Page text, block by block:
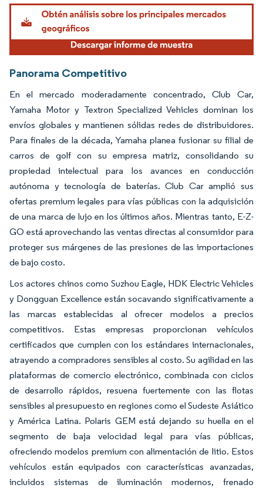
Imagen © Mordor Intelligence. El uso requiere atribución según CC BY 4.0.
Panorama Competitivo
En el mercado moderadamente concentrado, Club Car,
Yamaha Motor y Textron Specialized Vehicles dominan los
envíos globales y mantienen sólidas redes de distribuidores.
Para finales de la década, Yamaha planea fusionar su filial de
carros de golf con su empresa matriz, consolidando su
propiedad intelectual para los avances en conducción
autónoma y tecnología de baterías. Club Car amplió sus
ofertas premium legales para vías públicas con la adquisición
de una marca de lujo en los últimos años. Mientras tanto, E-Z-
GO está aprovechando las ventas directas al consumidor para
proteger sus márgenes de las presiones de las importaciones
de bajo costo.
Los actores chinos como Suzhou Eagle, HDK Electric Vehicles
y Dongguan Excellence están socavando significativamente a
las marcas establecidas al ofrecer modelos a precios
competitivos. Estas empresas proporcionan vehículos
certificados que cumplen con los estándares internacionales,
atrayendo a compradores sensibles al costo. Su agilidad en las
plataformas de comercio electrónico, combinada con ciclos
de desarrollo rápidos, resuena fuertemente con las flotas
sensibles al presupuesto en regiones como el Sudeste Asiático
y América Latina. Polaris GEM está dejando su huella en el
segmento de baja velocidad legal para vías públicas,
ofreciendo modelos premium con alimentación de litio. Estos
vehículos están equipados con características avanzadas,
incluidos sistemas de iluminación modernos, frenado